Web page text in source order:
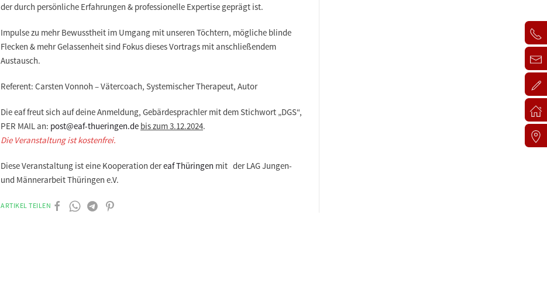
der durch persönliche Erfahrungen & professionelle Expertise geprägt ist.
Impulse zu mehr Bewusstheit im Umgang mit unseren Töchtern, mögliche blinde
Flecken & mehr Gelassenheit sind Fokus dieses Vortrags mit anschließendem
Austausch.
Referent: Carsten Vonnoh – Vätercoach, Systemischer Therapeut, Autor
Die eaf freut sich auf deine Anmeldung, Gebärdesprachler mit dem Stichwort „DGS“,
PER MAIL an: post@eaf-thueringen.de bis zum 3.12.2024.
Die Veranstaltung ist kostenfrei.
Diese Veranstaltung ist eine Kooperation dereaf Thüringen mit der LAG Jungen-
und Männerarbeit Thüringen e.V.
ARTIKEL TEILEN